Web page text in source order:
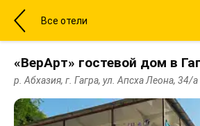
Все отели
«ВерАрт» гостевой дом в
р. Абхазия, г. Гагра, ул. Апсха Леона, 34/а